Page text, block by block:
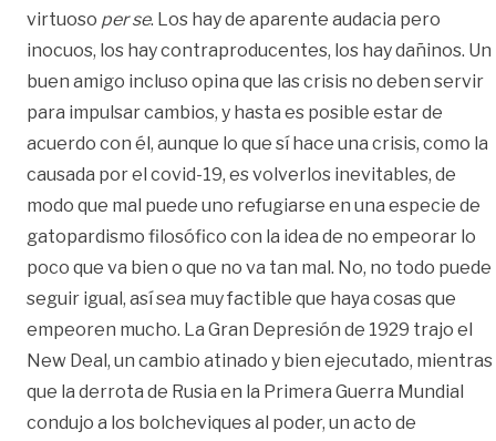
virtuoso per se. Los hay de aparente audacia pero
inocuos, los hay contraproducentes, los hay dañinos. Un
buen amigo incluso opina que las crisis no deben servir
para impulsar cambios, y hasta es posible estar de
acuerdo con él, aunque lo que sí hace una crisis, como la
causada por el covid-19, es volverlos inevitables, de
modo que mal puede uno refugiarse en una especie de
gatopardismo filosófico con la idea de no empeorar lo
poco que va bien o que no va tan mal. No, no todo puede
seguir igual, así sea muy factible que haya cosas que
empeoren mucho. La Gran Depresión de 1929 trajo el
New Deal, un cambio atinado y bien ejecutado, mientras
que la derrota de Rusia en la Primera Guerra Mundial
condujo a los bolcheviques al poder, un acto de